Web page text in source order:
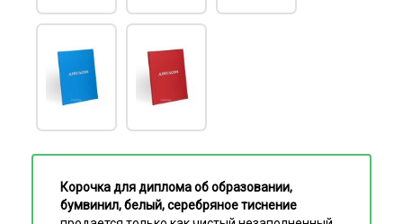
Корочка для диплома об образовании,
бумвинил, белый, серебряное тиснение